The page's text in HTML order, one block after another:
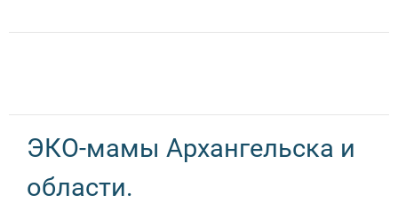
ЭКО-мамы Архангельска и
области.